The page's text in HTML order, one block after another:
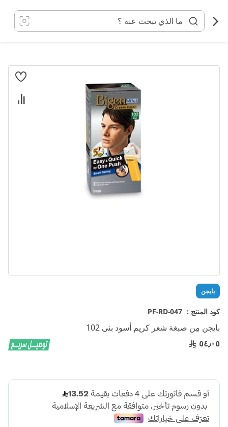
المحتوى
بايجن
كود المنتج : PF-RD-047
بايجن مِن صبغة شعر كريم أسود بنى 102
٥٤٫٠٥
انتقل
تخطي
إلى
بداية
معرض
الصور